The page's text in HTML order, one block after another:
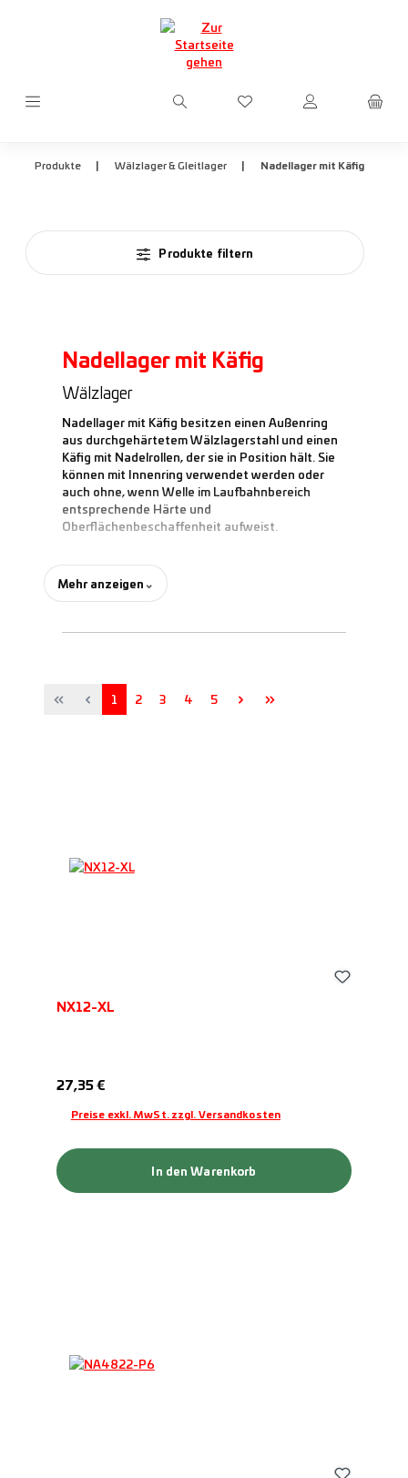
Du hast 0 Produkte auf
Produkte | Wälzlager & Gleitlager | Nadellager mit Käfig
Produkte filtern
Nadellager mit Käfig
Wälzlager
Nadellager mit Käfig besitzen einen Außenring
aus durchgehärtetem Wälzlagerstahl und einen
Käfig mit Nadelrollen, der sie in Position hält. Sie
können mit Innenring verwendet werden oder
auch ohne, wenn Welle im Laufbahnbereich
entsprechende Härte und
Oberflächenbeschaffenheit aufweist.
Diese Wälzlagertype nimmt nur radiale
Belastungen auf.
Mehr anzeigen⌄
Seite
1 Seite
2 Seite
3 Seite
4 Seite
5
NX12-XL
Regulärer Preis:
27,35 €
Preise exkl. MwSt. zzgl. Versandkosten
In den Warenkorb